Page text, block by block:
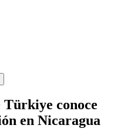
Türkiye conoce
en Nicaragua